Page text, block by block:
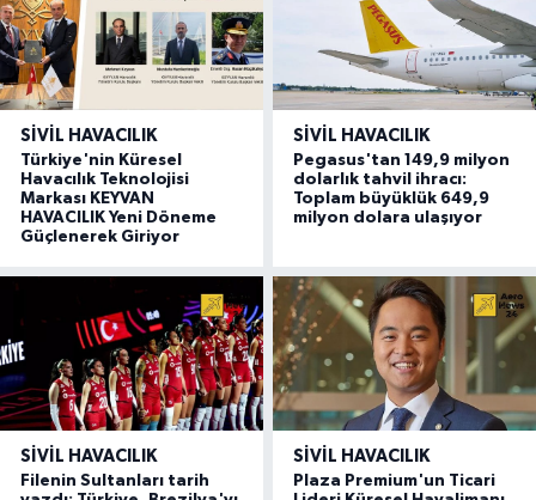
SIVIL HAVACILIK
Türkiye'nin Küresel
Havacılık Teknolojisi
Markası KEYVAN
HAVACILIK Yeni Döneme
Güçlenerek Giriyor
SIVIL HAVACILIK
Pegasus'tan 149,9 milyon
dolarlık tahvil ihracı:
Toplam büyüklük 649,9
milyon dolara ulaşıyor
SIVIL HAVACILIK
Filenin Sultanları tarih
SIVIL HAVACILIK
Plaza Premium'un Ticari